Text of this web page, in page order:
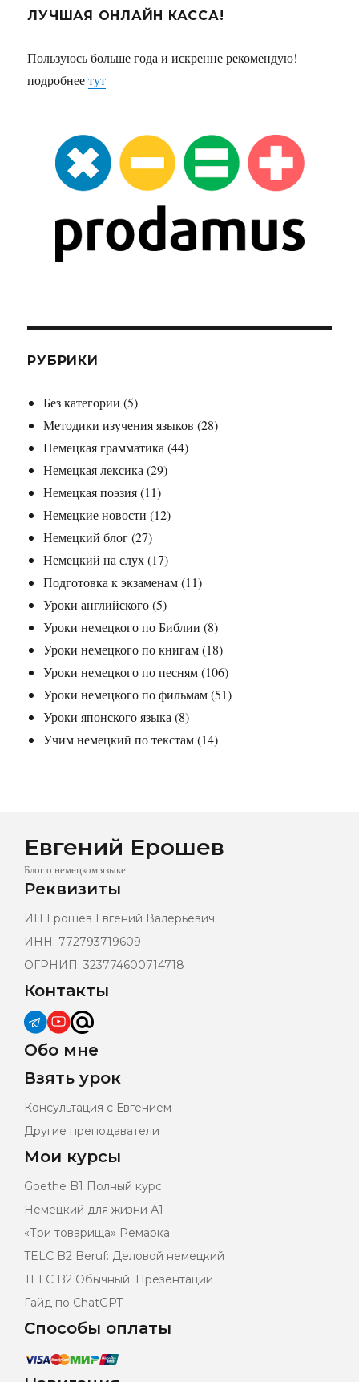
ЛУЧШАЯ ОНЛАЙН КАССА!
Пользуюсь больше года и искренне рекомендую!
подробнеетут
РУБРИКИ
Без категории (5)
Методики изучения языков (28)
Немецкая грамматика (44)
Немецкая лексика (29)
Немецкая поэзия(11)
Немецкие новости (12)
Немецкий блог(27)
Немецкий на слух(17)
Подготовка к экзаменам(11)
Уроки английского(5)
Уроки немецкого по Библии (8)
Уроки немецкого по книгам(18)
Уроки немецкого по песням(106)
Уроки немецкого по фильмам(51)
Уроки японского языка (8)
Учим немецкий по текстам(14)
Евгений Ерошев
Блог о немецком языке
Реквизиты
ИП Ерошев Евгений Валерьевич
ИНН: 772793719609
ОГРНИП: 323774600714718
Контакты
Обо мне
Взять урок
Консультация с Евгением
Другие преподаватели
Мои курсы
Goethe B1 Полный курс
Немецкий для жизни А1
«Три товарища» Ремарка
TELC B2 Beruf: Деловой немецкий
TELC B2 Обычный: Презентации
Гайд по ChatGPT
Способы оплаты